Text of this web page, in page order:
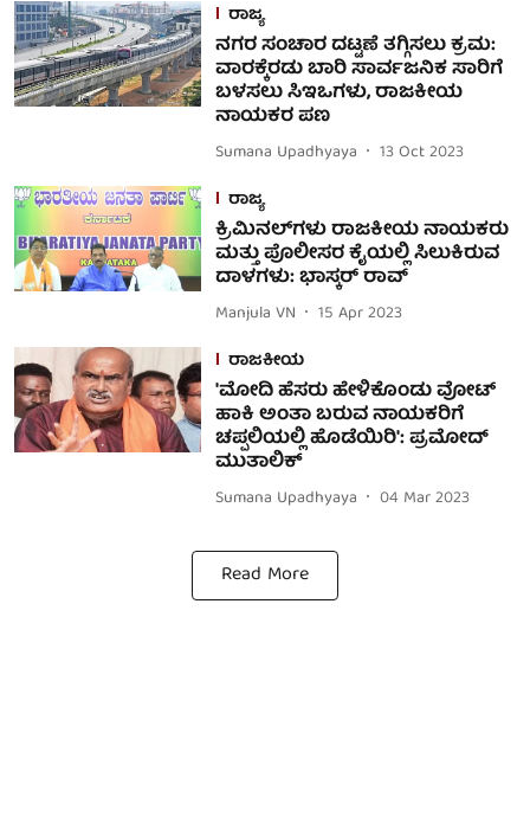
ರಾಜ್ಯ
ನಗರ ಸಂಚಾರ ದಟ್ಟಣೆ ತಗ್ಗಿಸಲು ಕ್ರಮ:
ವಾರಕ್ಕೆರಡು ಬಾರಿ ಸಾರ್ವಜನಿಕ ಸಾರಿಗೆ
ಬಳಸಲು ಸಿಇಒಗಳು, ರಾಜಕೀಯ
ನಾಯಕರ ಪಣ
Sumana Upadhyaya
13 Oct 2023
ರಾಜ್ಯ
ಕ್ರಿಮಿನಲ್‌ಗಳು ರಾಜಕೀಯ ನಾಯಕರು
ಮತ್ತು ಪೊಲೀಸರ ಕೈಯಲ್ಲಿ ಸಿಲುಕಿರುವ
ದಾಳಗಳು: ಭಾಸ್ಕರ್ ರಾವ್
Manjula VN
15 Apr 2023
ರಾಜಕೀಯ
'ಮೋದಿ ಹೆಸರು ಹೇಳಿಕೊಂಡು ವೋಟ್
ಹಾಕಿ ಅಂತಾ ಬರುವ ನಾಯಕರಿಗೆ
ಚಪ್ಪಲಿಯಲ್ಲಿ ಹೊಡೆಯಿರಿ': ಪ್ರಮೋದ್
ಮುತಾಲಿಕ್
Sumana Upadhyaya 04 Mar 2023
Read More